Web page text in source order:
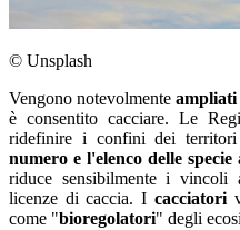
© Unsplash
Vengono notevolmente ampliati
è consentito cacciare. Le
ridefinire i confini dei
numero e l'elenco delle
riduce sensibilmente i vincoli
licenze di caccia. I cacciatori
come "bioregolatori" degli